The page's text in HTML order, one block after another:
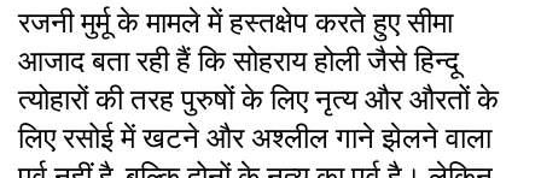
रजनी मुर्मू के मामले में हस्तक्षेप करते हुए सीमा
आजाद बता रही हैं कि सोहराय होली जैसे हिन्दू
त्योहारों की तरह पुरुषों के लिए नृत्य और औरतों के
लिए रसोई में खटने और अश्लील गाने झेलने वाला